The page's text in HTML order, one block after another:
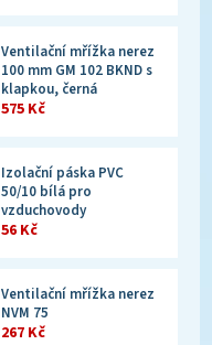
Ventilační mřížka nerez
100 mm GM 102 BKND s
klapkou, černá
575 Kč
Izolační páska PVC
50/10 bílá pro
vzduchovody
56 Kč
Ventilační mřížka nerez
NVM 75
267 Kč